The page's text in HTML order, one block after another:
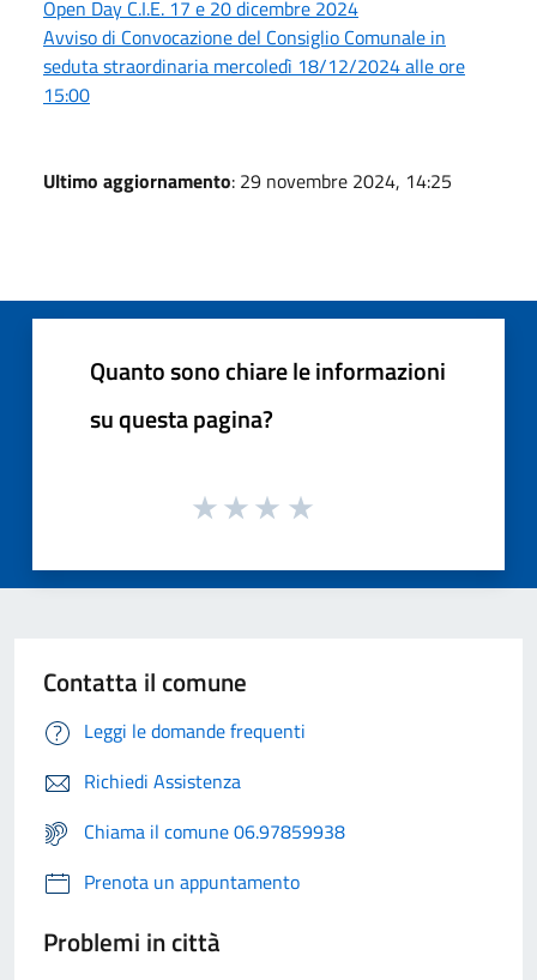
Open Day C.I.E. 17 e 20 dicembre 2024
Avviso di Convocazione del Consiglio Comunale in
seduta straordinaria mercoledì 18/12/2024 alle ore
15:00
Ultimo aggiornamento: 29 novembre 2024, 14:25
Quanto sono chiare le informazioni
su questa pagina?
Contatta il comune
Leggi le domande frequenti
Richiedi Assistenza
Chiama il comune 06.97859938
Prenota un appuntamento
Problemi in città